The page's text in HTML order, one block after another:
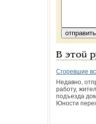
В этой
Сгоревшие
Недавно,
работу,
подъезда
Юности